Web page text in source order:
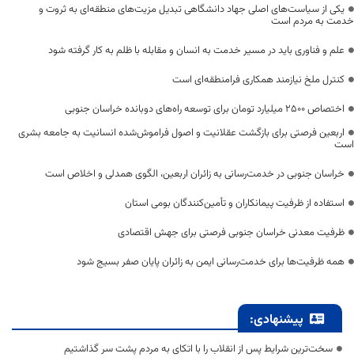
یکی از سیاست‌های اصلی جهاد دانشگاهی تبدیل مزیت‌های منطقه‌ای به ثروت و
خدمت به مردم است
علم و فناوری باید در مسیر خدمت به انسان و مقابله با ظلم به کار گرفته شود
کنترل ملخ نیازمند همکاری فرامنطقه‌ای است
اختصاص 2500 میلیارد تومان برای توسعه راه‌های دوبانده خراسان جنوبی
اربعین فرصتی برای بازگشت عقلانیت و اصول فراموش‌شده انسانیت به جامعه بشری
است
خراسان جنوبی در خدمت‌رسانی به زائران اربعین، الگوی همدلی و اخلاص است
استفاده از ظرفیت پیمانکاران و تأمین‌کنندگان بومی استان
ظرفیت معدنی خراسان جنوبی فرصتی برای جهش اقتصادی
همه ظرفیت‌ها برای خدمت‌رسانی ایمن به زائران پایان صفر بسیج شود
پیشنهادی:
سخت‌ترین شرایط پس از انقلاب را با اتکای به مردم پشت سر گذاشتیم